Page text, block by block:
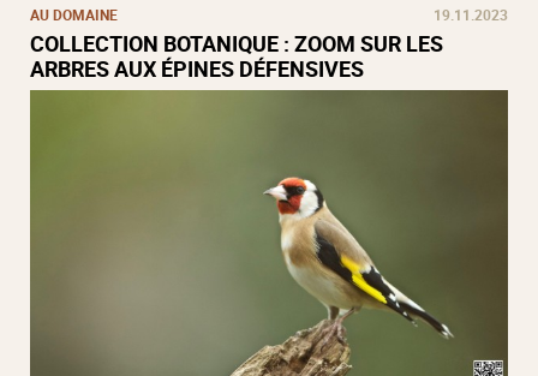
AU DOMAINE 19.11.2023
COLLECTION BOTANIQUE : ZOOM SUR LES
ARBRES AUX ÉPINES DÉFENSIVES